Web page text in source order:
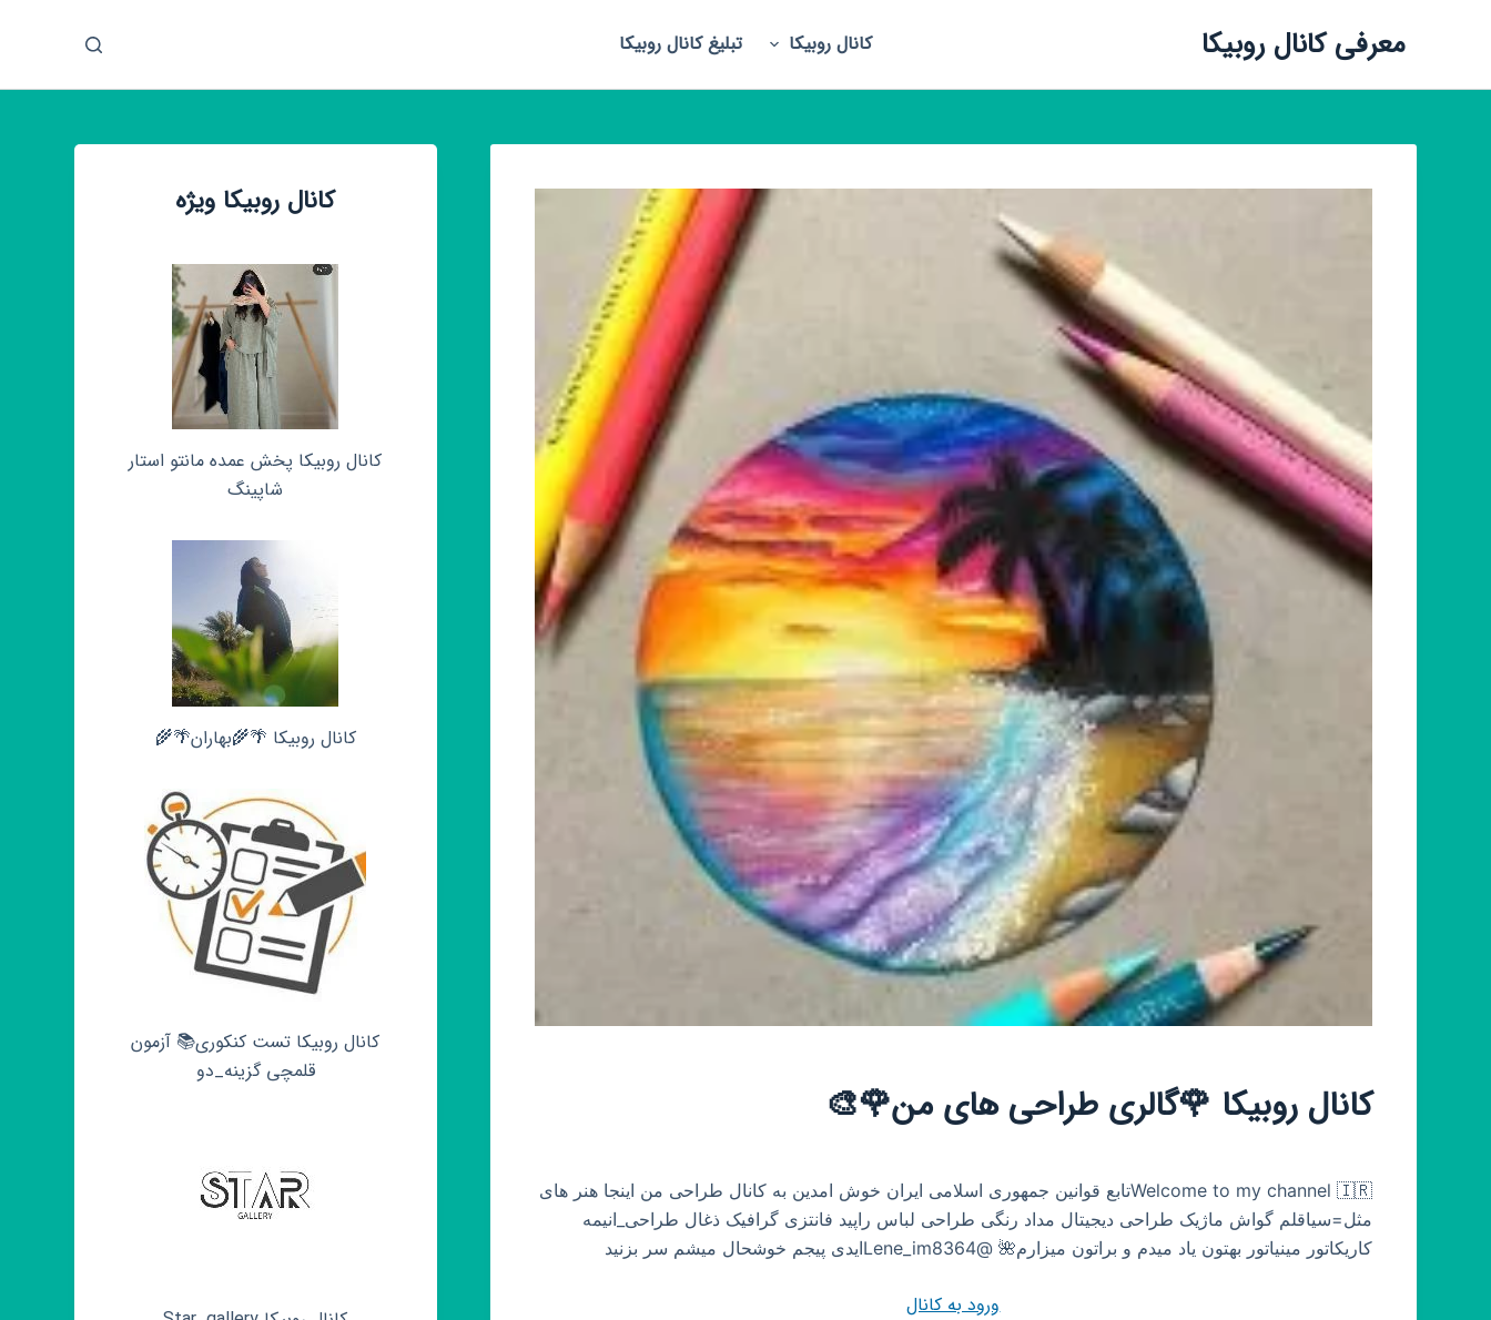
ش
معرفی کانال روبیکا کانال روبیکا تبلیغ کانال روبیکا
کانال روبیکا 🌹گالری طراحی های من🌹🎨
Welcome to my channel 🇮🇷تابع قوانین جمهوری اسلامی ایران‌‌‌‌‌‌‌‌‍ خوش امدین به کانال طراحی من اینجا هنر های
مثل=سیاقلم گواش ماژیک طراحی دیجیتال مداد رنگی طراحی لباس راپید فانتزی گرافیک ذغال طراحی_انیمه
کاریکاتور مینیاتور بهتون یاد میدم و براتون میزارم🌺 @Lene_im8364ایدی پیجم خوشحال میشم سر بزنید
ورود به کانال
کانال روبیکا ویژه
کانال روبیکا پخش عمده مانتو استار
شاپینگ
کانال روبیکا 🌴🌾بهاران🌴🌾
کانال روبیکا تست کنکوری📚 آزمون
قلمچی‌‌ گزینه_دو